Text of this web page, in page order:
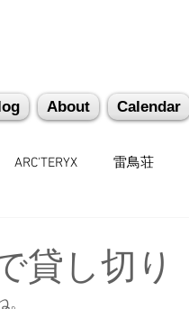
About Calendar
ARC'TERYX 雷鳥荘
貸し切り